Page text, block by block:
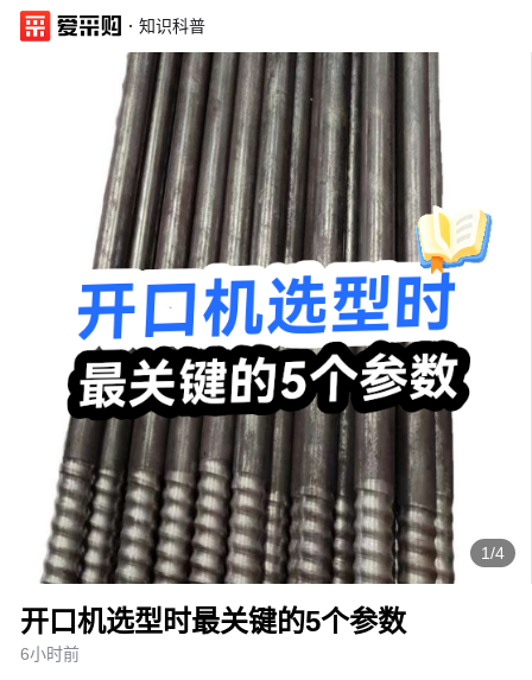
· 知识科普
1/4
开口机选型时最关键的5个参数
6小时前